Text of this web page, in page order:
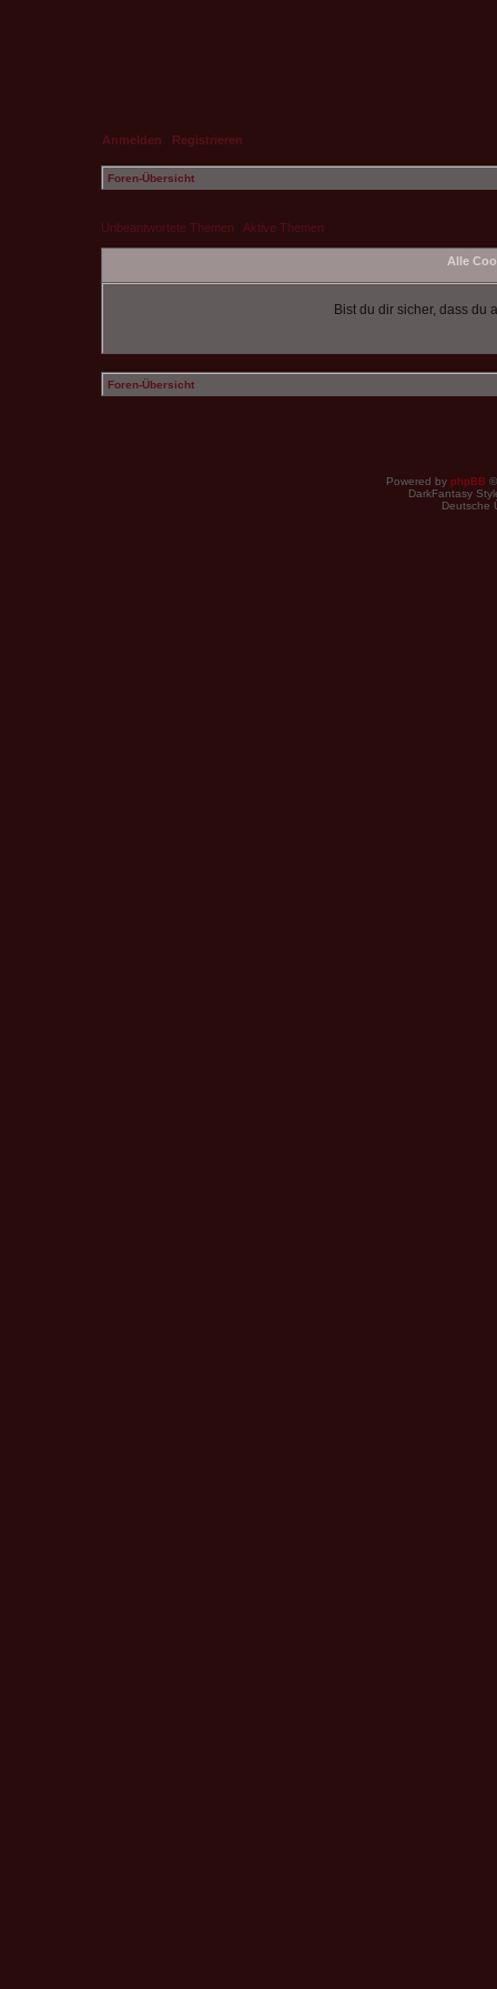
Anmelden Registrieren
Foren-Übersicht
Unbeantwortete Themen Aktive Themen
Alle
Bist du dir sicher, dass du
Foren-Übersicht
Powered by phpBB
DarkFantasy
Deutsche